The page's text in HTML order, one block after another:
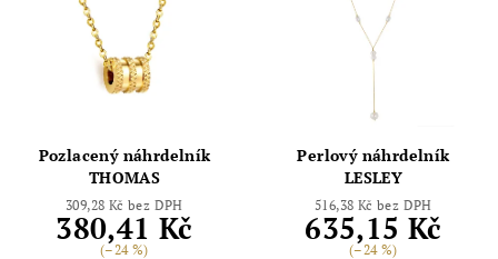
Pozlacený náhrdelník
THOMAS
309,28 Kč bez DPH
380,41 Kč
(–24 %)
Perlový náhrdelník
LESLEY
516,38 Kč bez DPH
635,15 Kč
(–24 %)